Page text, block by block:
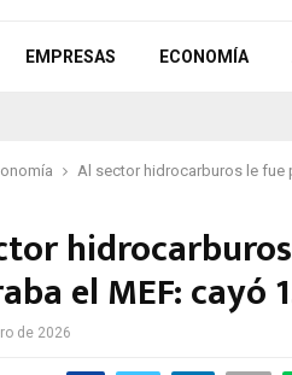
EMPRESAS ECONOMÍA
Al sector hidrocarburos le fue
el MEF: cayó
de 2026